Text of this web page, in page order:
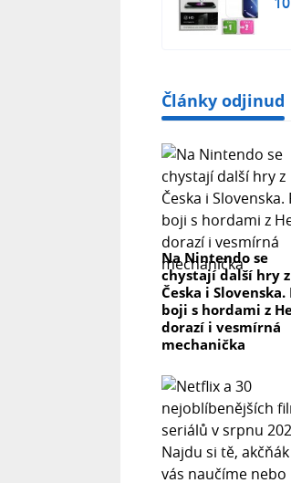
Články odjinud
Na Nintendo se
chystají další hry z
Česka i Slovenska.
boji s hordami z
dorazí i vesmírná
mechanička